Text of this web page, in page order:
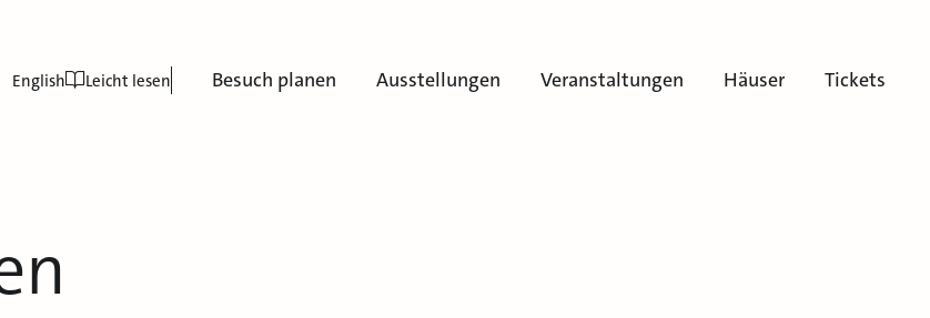
Besuch planen Ausstellungen Veranstaltungen Häuser Tickets
English Leicht lesen